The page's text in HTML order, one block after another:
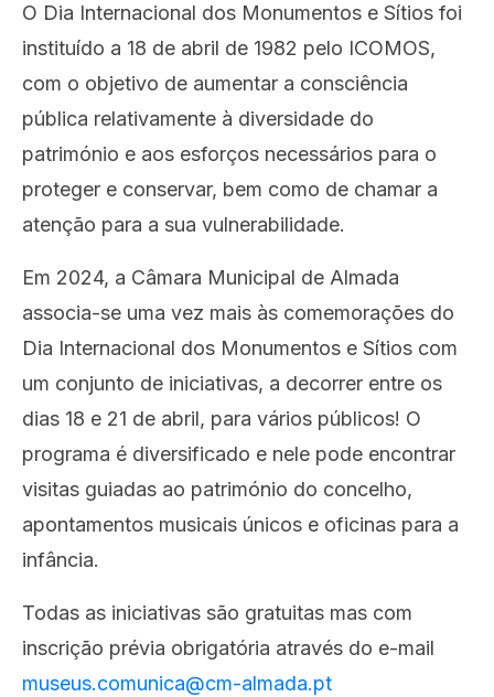
O Dia Internacional dos Monumentos e Sítios foi
instituído a 18 de abril de 1982 pelo ICOMOS,
com o objetivo de aumentar a consciência
pública relativamente à diversidade do
património e aos esforços necessários para o
proteger e conservar, bem como de chamar a
atenção para a sua vulnerabilidade.
Em 2024, a Câmara Municipal de Almada
associa-se uma vez mais às comemorações do
Dia Internacional dos Monumentos e Sítios com
um conjunto de iniciativas, a decorrer entre os
dias 18 e 21 de abril, para vários públicos! O
programa é diversificado e nele pode encontrar
visitas guiadas ao património do concelho,
apontamentos musicais únicos e oficinas para a
infância.
Todas as iniciativas são gratuitas mas com
inscrição prévia obrigatória através do e-mail
museus.comunica@cm-almada.pt